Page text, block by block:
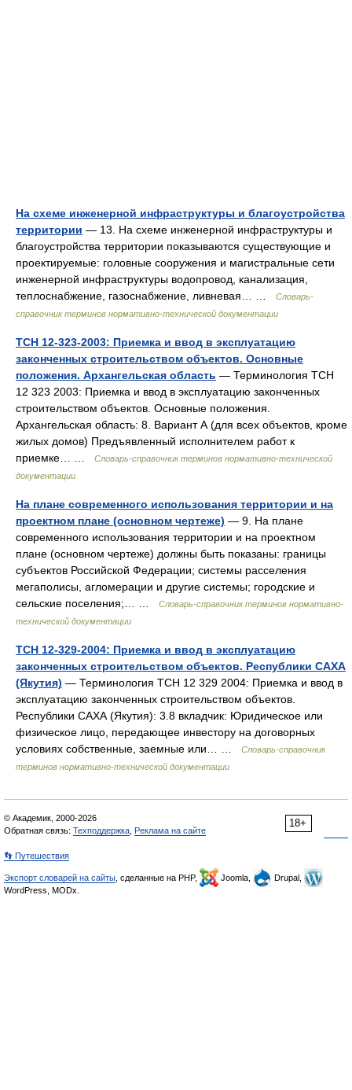
На схеме инженерной инфраструктуры и благоустройства
территории — 13. На схеме инженерной инфраструктуры и
благоустройства территории показываются существующие и
проектируемые: головные сооружения и магистральные сети
инженерной инфраструктуры водопровод, канализация,
теплоснабжение, газоснабжение, ливневая… …
Словарь-
справочник терминов нормативно-технической документации
ТСН 12-323-2003: Приемка и ввод в эксплуатацию
законченных строительством объектов. Основные
положения. Архангельская область — Терминология ТСН
12 323 2003: Приемка и ввод в эксплуатацию законченных
строительством объектов. Основные положения.
Архангельская область: 8. Вариант А (для всех объектов, кроме
жилых домов) Предъявленный исполнителем работ к
приемке… …
Словарь-справочник терминов нормативно-технической
документации
На плане современного использования территории и на
проектном плане (основном чертеже) — 9. На плане
современного использования территории и на проектном
плане (основном чертеже) должны быть показаны: границы
субъектов Российской Федерации; системы расселения
мегаполисы, агломерации и другие системы; городские и
сельские поселения;… …
Словарь-справочник терминов нормативно-
технической документации
ТСН 12-329-2004: Приемка и ввод в эксплуатацию
законченных строительством объектов. Республики САХА
(Якутия) — Терминология ТСН 12 329 2004: Приемка и ввод в
эксплуатацию законченных строительством объектов.
Республики САХА (Якутия): 3.8 вкладчик: Юридическое или
физическое лицо, передающее инвестору на договорных
условиях собственные, заемные или… …
Словарь-справочник
терминов нормативно-технической документации
18+
© Академик, 2000-2026
Обратная связь: Техподдержка Реклама на сайте
👣 Путешествия
Экспорт словарей на сайты , сделанные на PHP, Joomla,
Drupal,
WordPress, MODx.